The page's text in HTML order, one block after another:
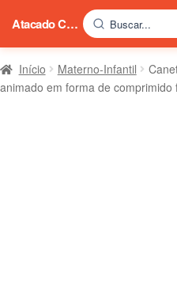
Início Materno-Infantil
animado em forma de
Atacado China Buscar...